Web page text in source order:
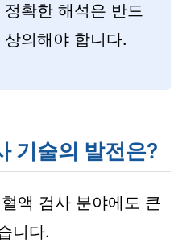
확한 해석은 반드
의해야 합니다.
기술의 발전은?
액 검사 분야에도 큰
니다.